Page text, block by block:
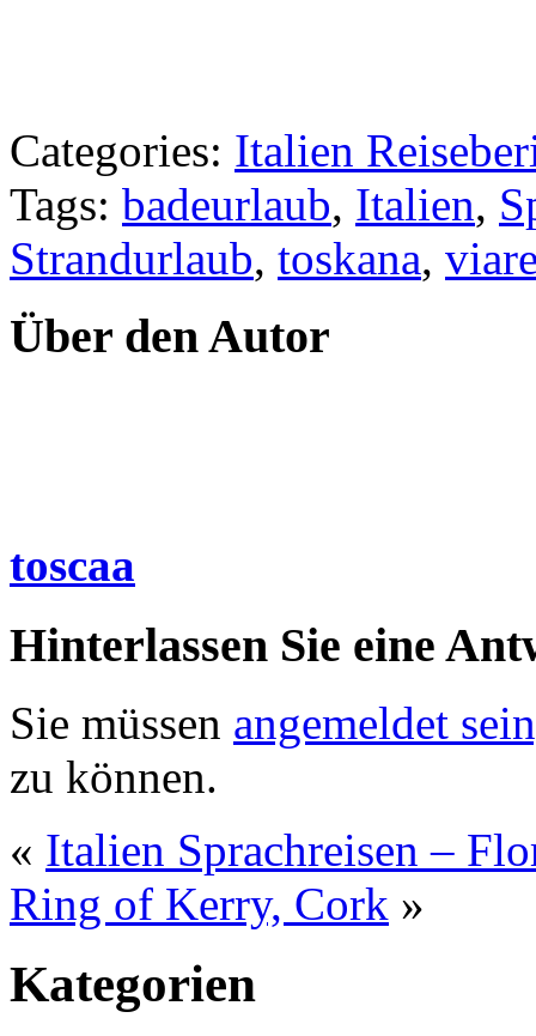
Categories: Italien
Tags: badeurlaub, Italien,
Strandurlaub, toskana,
Über den Autor
toscaa
Hinterlassen Sie eine
Sie müssen angemeldet
zu können.
« Italien Sprachreisen –
Ring of Kerry, Cork »
Kategorien